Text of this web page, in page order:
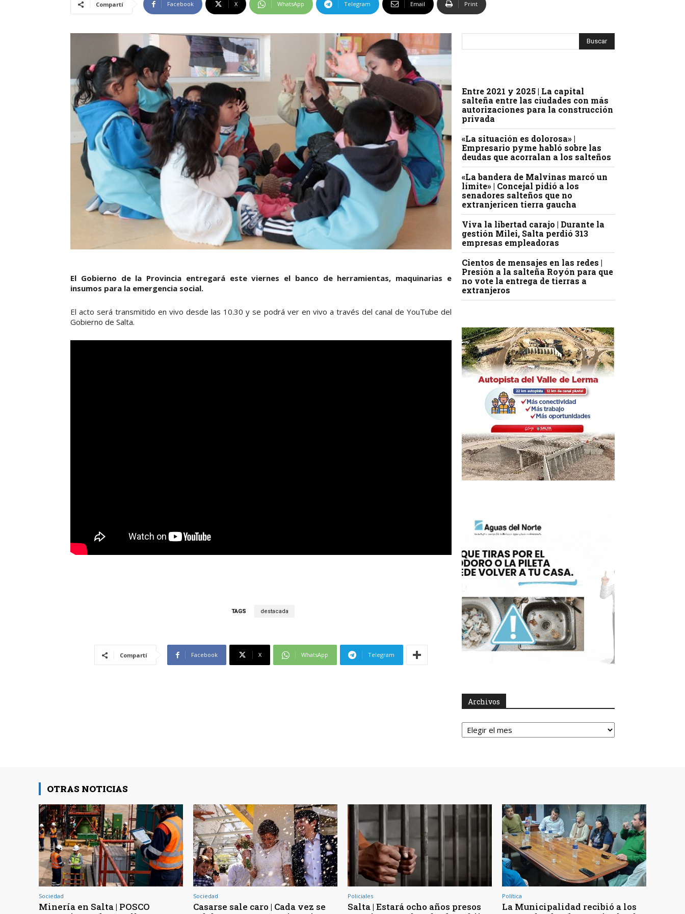
Compartí Facebook X WhatsApp Telegram Email Print
El Gobierno de la Provincia entregará este viernes el banco de herramientas, maquinarias e
insumos para la emergencia social.
El acto será transmitido en vivo desde las 10.30 y se podrá ver en vivo a través del canal de YouTube del
Gobierno de Salta.
TAGS destacada
Compartí Facebook X WhatsApp Telegram
Entre 2021 y 2025 | La capital
salteña entre las ciudades con más
autorizaciones para la construcción
privada
«La situación es dolorosa» |
Empresario pyme habló sobre las
deudas que acorralan a los salteños
«La bandera de Malvinas marcó un
límite» | Concejal pidió a los
senadores salteños que no
extranjericen tierra gaucha
Viva la libertad carajo | Durante la
gestión Milei, Salta perdió 313
empresas empleadoras
Cientos de mensajes en las redes |
Presión a la salteña Royón para que
no vote la entrega de tierras a
extranjeros
Archivos
Archivos
OTRAS NOTICIAS
Sociedad
Minería en Salta | POSCO
Sociedad
Casarse sale caro | Cada vez se
Policiales
Salta | Estará ocho años presos
Política
La Municipalidad recibió a los